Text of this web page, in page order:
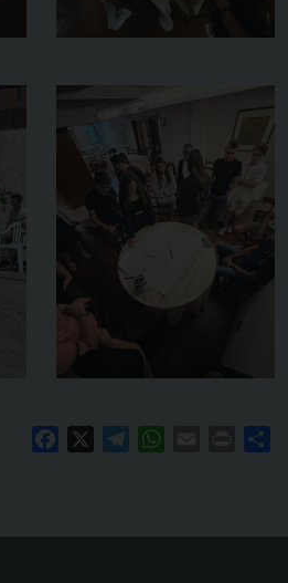
FacebookTelegramWhatsAppPrint